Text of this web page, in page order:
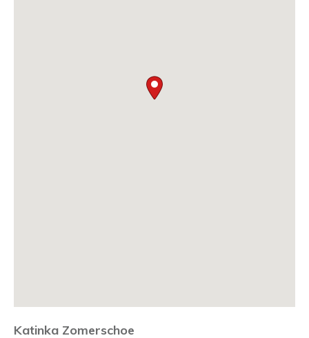
Katinka Zomerschoe